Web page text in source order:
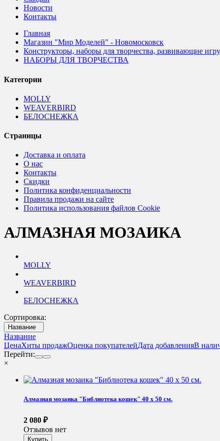
Новости
Контакты
Главная
Магазин "Мир Моделей" - Новомосковск
Конструкторы, наборы для творчества, развивающие
НАБОРЫ ДЛЯ ТВОРЧЕСТВА
Категории
MOLLY
WEAVERBIRD
БЕЛОСНЕЖКА
Страницы
Доставка и оплата
О нас
Контакты
Скидки
Политика конфиденциальности
Правила продажи на сайте
Политика использования файлов Cookie
АЛМАЗНАЯ МОЗАИКА
MOLLY
WEAVERBIRD
БЕЛОСНЕЖКА
Сортировка:
Название
Название
ЦенаХиты продажОценка покупателейДата добавленияВ
Перейти:
×
Алмазная мозаика "Библиотека кошек" 40 х 50 см.
2 080 ₽
Отзывов нет